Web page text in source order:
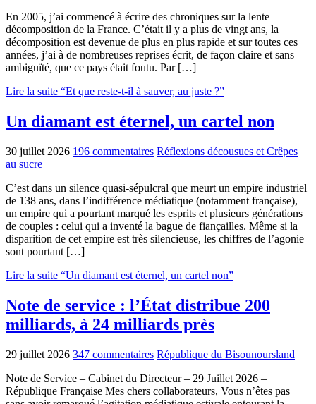
En 2005, j’ai commencé à écrire des chroniques sur la lente
décomposition de la France. C’était il y a plus de vingt ans, la
décomposition est devenue de plus en plus rapide et sur toutes ces
années, j’ai à de nombreuses reprises écrit, de façon claire et sans
ambiguïté, que ce pays était foutu. Par […]
Lire la suite “Et que reste-t-il à sauver, au juste ?”
Un diamant est éternel, un cartel non
30 juillet 2026 196 commentaires Réflexions décousues et Crêpes
au sucre
C’est dans un silence quasi-sépulcral que meurt un empire industriel
de 138 ans, dans l’indifférence médiatique (notamment française),
un empire qui a pourtant marqué les esprits et plusieurs générations
de couples : celui qui a inventé la bague de fiançailles. Même si la
disparition de cet empire est très silencieuse, les chiffres de l’agonie
sont pourtant […]
Lire la suite “Un diamant est éternel, un cartel non”
Note de service : l’État distribue 200
milliards, à 24 milliards près
29 juillet 2026 347 commentaires République du Bisounoursland
Note de Service – Cabinet du Directeur – 29 Juillet 2026 –
République Française Mes chers collaborateurs, Vous n’êtes pas